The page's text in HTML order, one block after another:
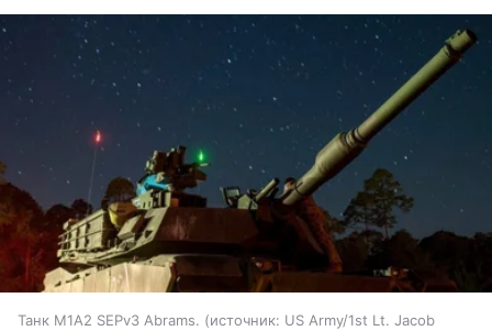
Танк M1A2 SEPv3 Abrams. источник: US Army/1st Lt. Jacob